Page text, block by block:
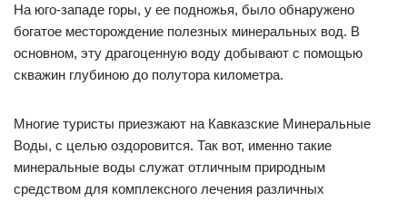
На юго-западе горы, у ее подножья, было обнаружено
богатое месторождение полезных минеральных вод. В
основном, эту драгоценную воду добывают с помощью
скважин глубиною до полутора километра.
Многие туристы приезжают на Кавказские Минеральные
Воды, с целью оздоровится. Так вот, именно такие
минеральные воды служат отличным природным
средством для комплексного лечения различных